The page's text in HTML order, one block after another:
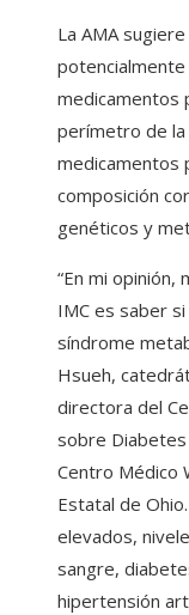
La AMA
medicamentos
perímetro de la
medicamentos
composición
genéticos y
“En mi opinión,
IMC es saber
síndrome
Hsueh,
directora del
sobre
Centro Médico
Estatal de
elevados,
sangre,
hipertensión